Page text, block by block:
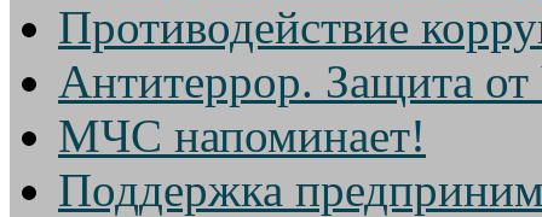
Противодействие
Антитеррор. Защита
МЧС напоминает!
Поддержка